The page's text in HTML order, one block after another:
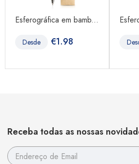
Esferográfica em bamb...
Desde €1.98
Receba todas as nossas